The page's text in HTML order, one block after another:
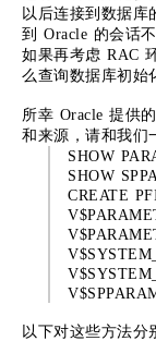
以后连接到数据库
到 Oracle 的会话不
如果再考虑 RAC
么查询数据库初始
所幸 Oracle 提供
和来源，请和我们
SHOW
SHOW
CREATE
以下对这些方法分